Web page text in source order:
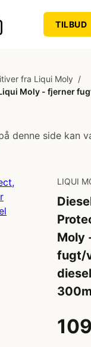
TILBUD
fra Liqui Moly /
Moly - fjerner
denne side kan
LIQUI
Moly
fugt/